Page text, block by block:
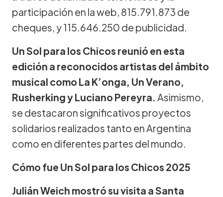
participación en la web, 815.791.873 de
cheques, y 115.646.250 de publicidad.
Un Sol para los Chicos reunió en esta
edición a reconocidos artistas del ámbito
musical como La K’onga, Un Verano,
Rusherking y Luciano Pereyra. Asimismo,
se destacaron significativos proyectos
solidarios realizados tanto en Argentina
como en diferentes partes del mundo.
Cómo fue Un Sol para los Chicos 2025
Julián Weich mostró su visita a Santa